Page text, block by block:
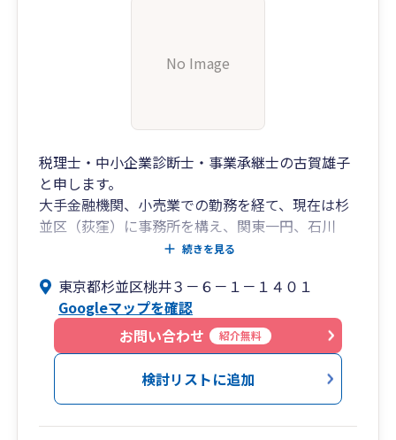
No Image
税理士・中小企業診断士・事業承継士の古賀雄子
と申します。
大手金融機関、小売業での勤務を経て、現在は杉
並区（荻窪）に事務所を構え、関東一円、石川
県、そして出身地である山口県などを中心に活動
中小企業コンサルの面では、現在課題になってい
る事業承継に関する専門知識を有する一方、「創
業」についても 公的機関様からのご依頼を受
け、ご支援のお手伝いをさせていただいておりま
お客様の総合的なご支援をモットーに「税務会
続きを見る
東京都杉並区桃井３－６－１－１４０１
Googleマップを確認
お問い合わせ
紹介無料
検討リストに追加